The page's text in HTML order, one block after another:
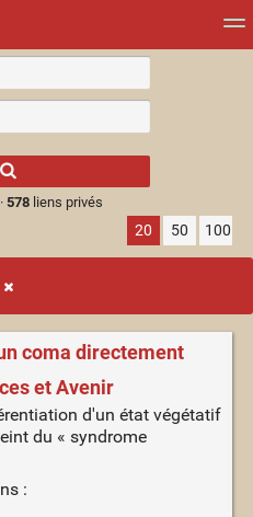
results.
578liens privés
20 50 100
coma directement
et Avenir
d'un état végétatif
du « syndrome
: